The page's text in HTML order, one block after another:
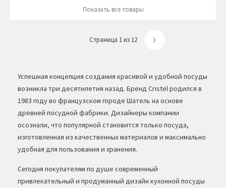
Показать все товары
Страница 1 из 12
Успешная концепция создания красивой и удобной посуды
возникла три десятилетия назад. Бренд Cristel родился в
1983 году во французском городе Шатель на основе
древней посудной фабрики. Дизайнеры компании
осознали, что популярной становится только посуда,
изготовленная из качественных материалов и максимально
удобная для пользования и хранения.
Сегодня покупателям по душе современный
привлекательный и продуманный дизайн кухонной посуды